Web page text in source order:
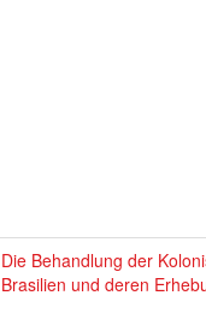
Die Behandlung der
Brasilien und deren